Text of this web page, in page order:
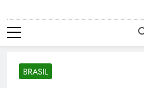
BRASIL